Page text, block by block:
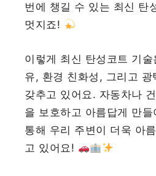
번에 챙길 수 있는 최신 탄
멋지죠!
이렇게 최신 탄성코트 기
유, 환경 친화성, 그리고 광
갖추고 있어요. 자동차나
을 보호하고 아름답게 만
통해 우리 주변이 더욱 아
고 있어요!